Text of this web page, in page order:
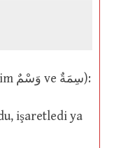
وَسَمَ (geniş zaman يَسِمُ mastar isim وَسْمٌ ve سِمَةٌ):